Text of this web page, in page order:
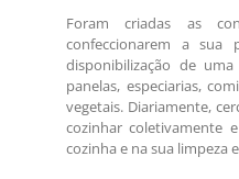
Foram criadas as
confeccionarem a sua
disponibilização de
panelas, especiarias,
vegetais. Diariamente,
cozinhar coletivamente
cozinha e na sua limpeza